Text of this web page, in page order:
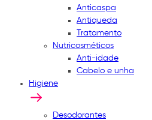
Anticaspa
Antiqueda
Tratamento
Nutricosméticos
Anti-idade
Cabelo e unha
Higiene
Desodorantes